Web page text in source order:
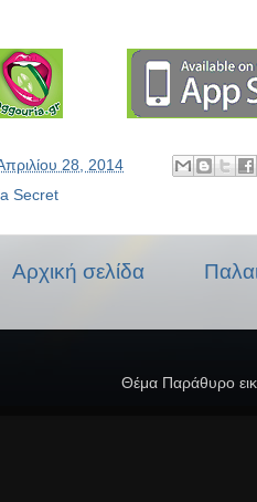
28, 2014
Secret
Αρχική σελίδα
Θέμα Παράθυρο